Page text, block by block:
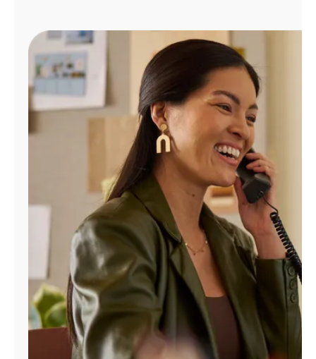
Administrar
cuenta
Encuentra
tienda